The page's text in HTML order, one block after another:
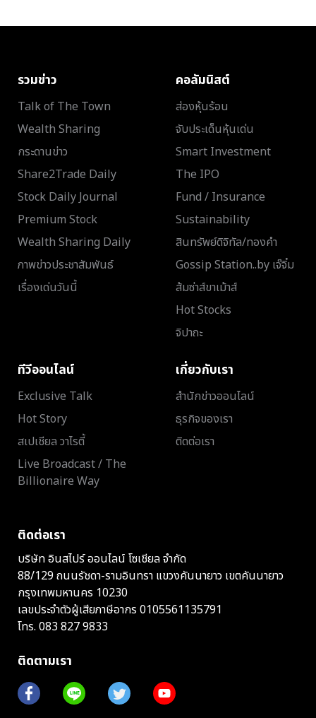
รวมข่าว
Talk of The Town
Wealth Sharing
กระดานข่าว
Share2Trade Daily
Stock Daily Journal
Premium Stock
Wealth Sharing Daily
ภาพข่าวประชาสัมพันธ์
เรื่องเด่นวันนี้
คอลัมนิสต์
ส่องหุ้นร้อน
จับประเด็นหุ้นเด่น
Smart Investment
The IPO
Fund / Insurance
Sustainability
สินทรัพย์ดิจิทัล/ทองคำ
Gossip Station..by เจ๊จิ๋ม
ส้มซ่าส์ขาเม้าส์
Hot Stocks
จิปาถะ
ทีวีออนไลน์
Exclusive Talk
Hot Story
สเปเชียล วาไรตี้
Live Broadcast / The
Billionaire Way
เกี่ยวกับเรา
สำนักข่าวออนไลน์
ธุรกิจของเรา
ติดต่อเรา
ติดต่อเรา
บริษัท อินสไปร์ ออนไลน์ โซเชียล จำกัด
88/129 ถนนรัชดา-รามอินทรา แขวงคันนายาว เขตคันนายาว
กรุงเทพมหานคร 10230
เลขประจำตัวผู้เสียภาษีอากร 0105561135791
โทร. 083 827 9833
ติดตามเรา